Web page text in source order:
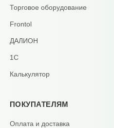
Торговое оборудование
Frontol
ДАЛИОН
1С
Калькулятор
ПОКУПАТЕЛЯМ
Оплата и доставка